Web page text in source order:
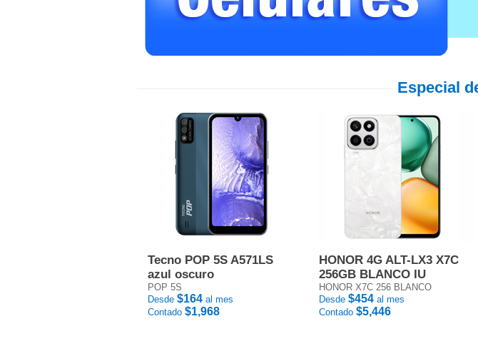
Especial
Tecno POP 5S A571LS
azul oscuro
POP 5S
Desde $164 al mes
Contado $1,968
HONOR 4G ALT-LX3 X7C
256GB BLANCO IU
HONOR X7C 256 BLANCO
Desde $454 al mes
Contado $5,446